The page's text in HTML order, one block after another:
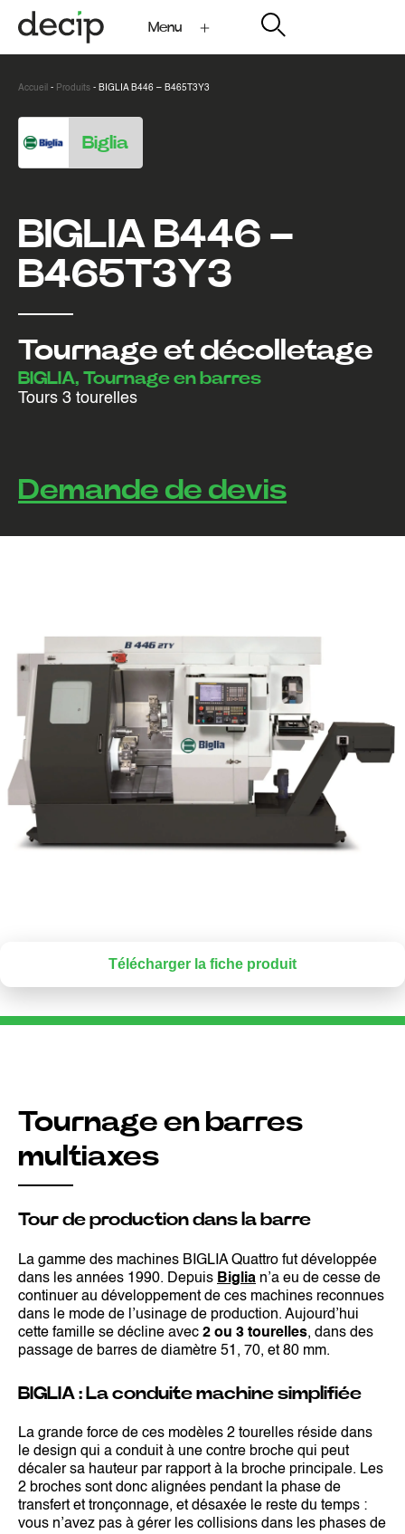
Menu
Accueil - Produits - BIGLIA B446 – B465T3Y3
Biglia
BIGLIA B446 –
B465T3Y3
Tournage et décolletage
BIGLIA, Tournage en barres
Tours 3 tourelles
Demande de devis
Télécharger la fiche produit
Tournage en barres
multiaxes
Tour de production dans la barre
La gamme des machines BIGLIA Quattro fut développée
dans les années 1990. Depuis Biglia n’a eu de cesse de
continuer au développement de ces machines reconnues
dans le mode de l’usinage de production. Aujourd’hui
cette famille se décline avec 2 ou 3 tourelles, dans des
passage de barres de diamètre 51, 70, et 80 mm.
BIGLIA : La conduite machine simplifiée
La grande force de ces modèles 2 tourelles réside dans
le design qui a conduit à une contre broche qui peut
décaler sa hauteur par rapport à la broche principale. Les
2 broches sont donc alignées pendant la phase de
transfert et tronçonnage, et désaxée le reste du temps :
vous n’avez pas à gérer les collisions dans les phases de